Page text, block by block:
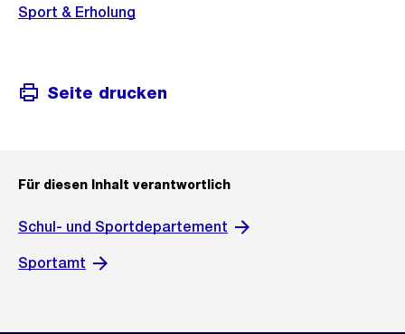
Sport & Erholung
Seite drucken
Für diesen Inhalt verantwortlich
Schul- und Sportdepartement
Sportamt